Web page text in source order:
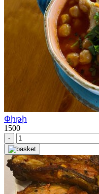
Փիթի
1500
-